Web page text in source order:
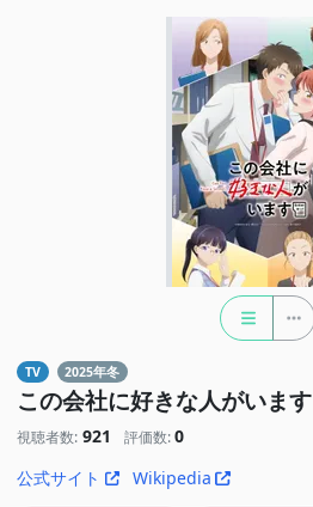
TV 2025年冬
この会社に好きな人がいます
視聴者数: 921 評価数: 0
公式サイト
Wikipedia